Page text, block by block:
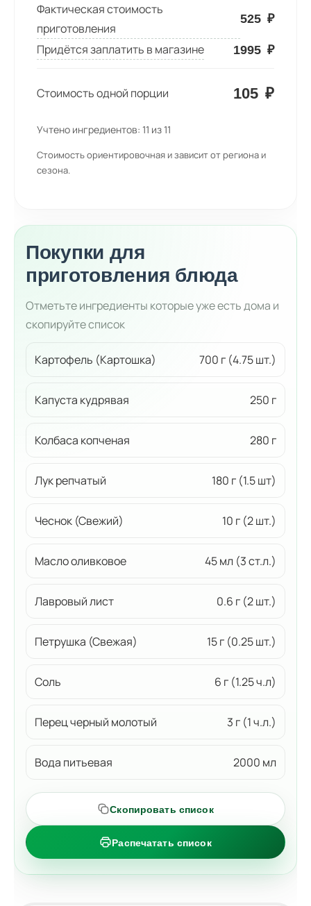
Фактическая стоимость
приготовления
525 ₽
Придётся заплатить в магазине 1995 ₽
Стоимость одной порции 105 ₽
Учтено ингредиентов: 11 из11
Стоимость ориентировочная и зависит от региона и
сезона.
Покупки для
приготовления блюда
Отметьте ингредиенты которые уже есть дома и
скопируйте список
Картофель (Картошка) 700 г (4.75 шт.)
Капуста кудрявая 250 г
Колбаса копченая 280 г
Лук репчатый 180 г (1.5 шт)
Чеснок (Свежий) 10 г (2 шт.)
Масло оливковое 45 мл (3 ст.л.)
Лавровый лист 0.6 г (2 шт.)
Петрушка (Свежая) 15 г (0.25 шт.)
Соль 6 г (1.25 ч.л)
Перец черный молотый 3 г (1 ч.л.)
Вода питьевая 2000 мл
Скопировать список
Распечатать список